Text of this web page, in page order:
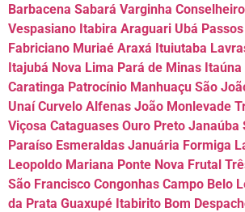
Barbacena Sabará Varginha
Vespasiano Itabira Araguari Ubá
Fabriciano Muriaé Araxá Ituiutaba
Itajubá Nova Lima Pará de Minas
Caratinga Patrocínio Manhuaçu São
Unaí Curvelo Alfenas João Monlevade
Viçosa Cataguases Ouro Preto Janaúba
Paraíso Esmeraldas Januária Formiga
Leopoldo Mariana Ponte Nova Frutal
São Francisco Congonhas Campo Belo
da Prata Guaxupé Itabirito Bom